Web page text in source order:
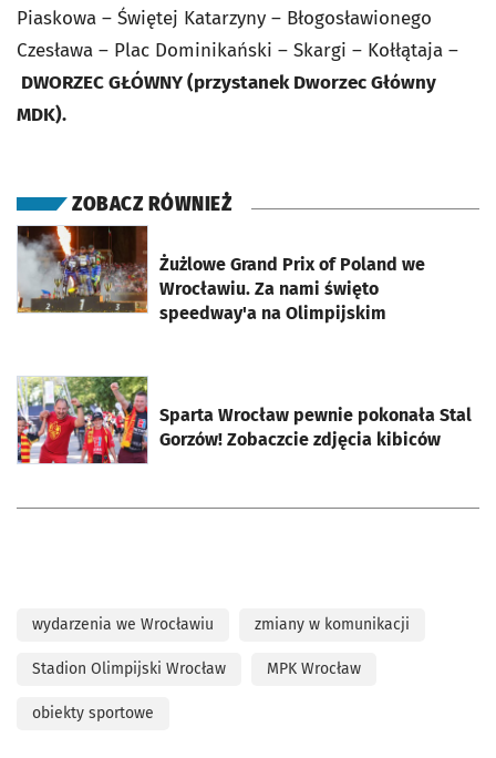
Piaskowa – Świętej Katarzyny – Błogosławionego
Czesława – Plac Dominikański – Skargi – Kołłątaja –
DWORZEC GŁÓWNY (przystanek Dworzec Główny
MDK).
ZOBACZ RÓWNIEŻ
Żużlowe Grand Prix of Poland we
Wrocławiu. Za nami święto
speedway'a na Olimpijskim
otworzy się w nowej karcie
Sparta Wrocław pewnie pokonała Stal
Gorzów! Zobaczcie zdjęcia kibiców
otworzy się w nowej karcie
wydarzenia we Wrocławiu zmiany w komunikacji
Stadion Olimpijski Wrocław MPK Wrocław
obiekty sportowe